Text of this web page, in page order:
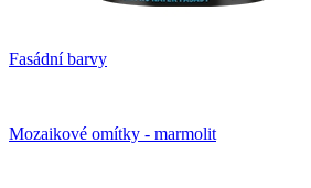
Fasádní barvy
Mozaikové omítky - marmolit